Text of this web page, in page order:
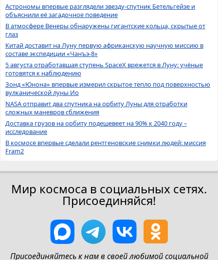
Астрономы впервые разглядели звезду-спутник Бетельгейзе и
объяснили её загадочное поведение
В атмосфере Венеры обнаружены гигантские кольца, скрытые от
глаз
Китай доставит на Луну первую африканскую научную миссию в
составе экспедиции «Чанъэ-8»
5 августа отработавшая ступень SpaceX врежется в Луну: учёные
готовятся к наблюдению
Зонд «Юнона» впервые измерил скрытое тепло под поверхностью
вулканической луны Ио
NASA отправит два спутника на орбиту Луны для отработки
сложных маневров сближения
Доставка грузов на орбиту подешевеет на 90% к 2040 году –
исследование
В космосе впервые сделали рентгеновские снимки людей: миссия
Fram2
Мир космоса в социальных сетях.
Присоединяйся!
Присоединяйтесь к нам в своей любимой социальной